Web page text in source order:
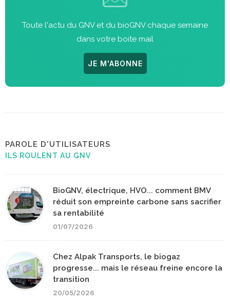
Toute l'actu du GNV et du bioGNV chaque semaine
dans votre boite mail
JE M'ABONNE
PAROLE D'UTILISATEURS
ILS ROULENT AU GNV
BioGNV, électrique, HVO... comment BMV
réduit son empreinte carbone sans sacrifier
sa rentabilité
01/07/2026
Chez Alpak Transports, le biogaz
progresse... mais le réseau freine encore la
transition
20/05/2026